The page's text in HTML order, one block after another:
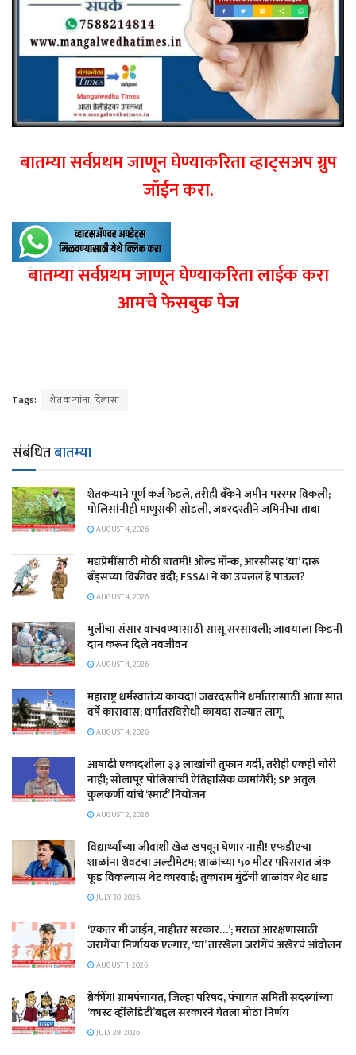
बातम्या सर्वप्रथम जाणून घेण्याकरिता व्हाट्सअप ग्रुप
जॉईन करा.
बातम्या सर्वप्रथम जाणून घेण्याकरिता लाईक करा
आमचे फेसबुक पेज
Tags: शेतकऱ्यांना दिलासा
संबंधितबातम्या
शेतकऱ्याने पूर्ण कर्ज फेडले, तरीही बँकेने जमीन परस्पर विकली;
पोलिसांनीही माणुसकी सोडली, जबरदस्तीने जमिनीचा ताबा
AUGUST 4, 2026
मद्यप्रेमींसाठी मोठी बातमी! ओल्ड मॉन्क, आरसीसह ‘या’ दारू
ब्रँड्सच्या विक्रीवर बंदी; FSSAI ने का उचललं हे पाऊल?
AUGUST 4, 2026
मुलीचा संसार वाचवण्यासाठी सासू सरसावली; जावयाला किडनी
दान करून दिले नवजीवन
AUGUST 4, 2026
महाराष्ट्र धर्मस्वातंत्र्य कायदा! जबरदस्तीने धर्मांतरासाठी आता सात
वर्षे कारावास; धर्मांतरविरोधी कायदा राज्यात लागू
AUGUST 4, 2026
आषाढी एकादशीला ३३ लाखांची तुफान गर्दी, तरीही एकही चोरी
नाही; सोलापूर पोलिसांची ऐतिहासिक कामगिरी; SP अतुल
कुलकर्णी यांचे ‘स्मार्ट’ नियोजन
AUGUST 2, 2026
विद्यार्थ्यांच्या जीवाशी खेळ खपवून घेणार नाही! एफडीएचा
शाळांना शेवटचा अल्टीमेटम; शाळांच्या ५० मीटर परिसरात जंक
फूड विकल्यास थेट कारवाई; तुकाराम मुंढेंची शाळांवर थेट धाड
JULY 30, 2026
‘एकतर मी जाईन, नाहीतर सरकार…’; मराठा आरक्षणासाठी
जरागेंचा निर्णायक एल्गार, ‘या’ तारखेला जरांगेंचं अखेरचं आंदोलन
AUGUST 1, 2026
ब्रेकींग! ग्रामपंचायत, जिल्हा परिषद, पंचायत समिती सदस्यांच्या
‘कास्ट व्हॅलिडिटी’बद्दल सरकारने घेतला मोठा निर्णय
JULY 29, 2026